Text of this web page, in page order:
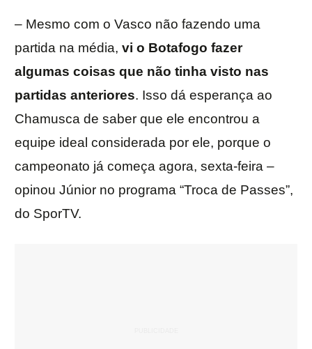
– Mesmo com o Vasco não fazendo uma
partida na média, vi o Botafogo fazer
algumas coisas que não tinha visto nas
partidas anteriores. Isso dá esperança ao
Chamusca de saber que ele encontrou a
equipe ideal considerada por ele, porque o
campeonato já começa agora, sexta-feira –
opinou Júnior no programa “Troca de Passes”,
do SporTV.